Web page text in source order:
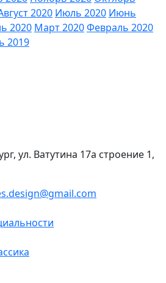
2020 Июль 2020 Июнь
2020 Март 2020Февраль 2020
2019
ул. Ватутина 17а строение 1,